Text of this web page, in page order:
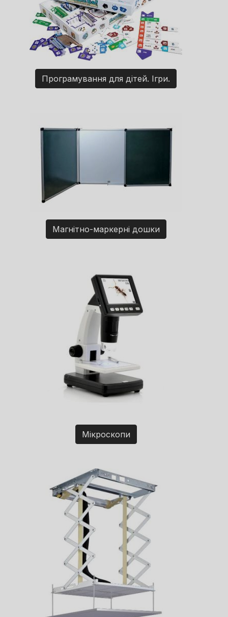
Програмування для дітей. Ігри.
Магнітно-маркерні дошки
Мікроскопи